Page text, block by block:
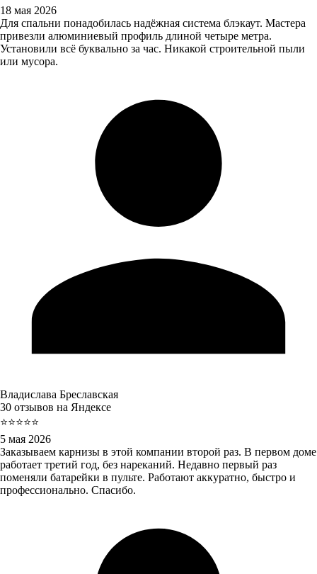
18 мая 2026
Для спальни понадобилась надёжная система блэкаут. Мастера
привезли алюминиевый профиль длиной четыре метра.
Установили всё буквально за час. Никакой строительной пыли
или мусора.
Владислава Бреславская
30 отзывов на Яндексе
⭐⭐⭐⭐⭐
5 мая 2026
Заказываем карнизы в этой компании второй раз. В первом доме
работает третий год, без нареканий. Недавно первый раз
поменяли батарейки в пульте. Работают аккуратно, быстро и
профессионально. Спасибо.